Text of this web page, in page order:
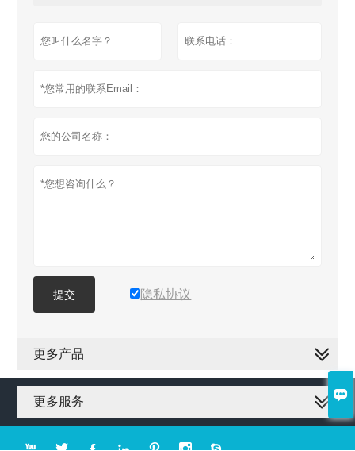

提交 隐私协议
更多产品
更多服务
      